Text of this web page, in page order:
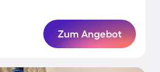
Zum Angebot